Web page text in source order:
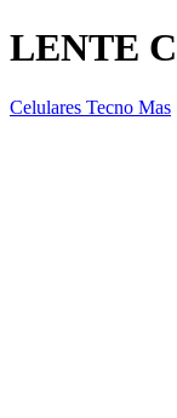
LENTE
Celulares Tecno Mas